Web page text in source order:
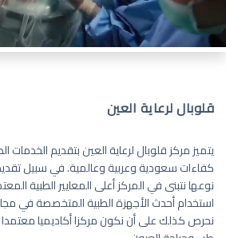
قلوبال لرعاية العين
يتميز مركز قلوبال لرعاية العين بتقديم الخدمات
كفاءات سعودية وعربية وعالمية. في سبيل
نوعها نتبنى في المركز أعلى المعايير الطبية
استخدام أحدث الأجهزة الطبية المتخصصة في
نحرص كذلك على أن نكون مركزا أكاديميا